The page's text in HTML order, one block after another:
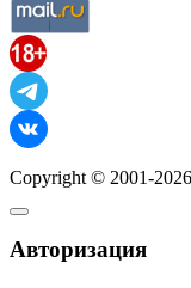
Copyright © 2001-
Авторизация